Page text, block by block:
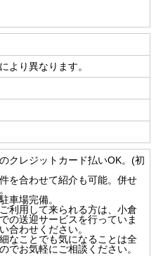
り異なります。
クレジットカード払いOK。(初
を合わせて紹介も可能。併せ
車場完備。
利用して来られる方は、小倉
の送迎サービスを行っていま
合わせください。
なことでも気になることは全
でお気軽にご相談ください。